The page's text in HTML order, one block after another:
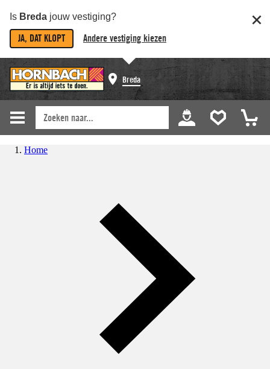
Is Breda jouw vestiging?
JA, DAT KLOPT Andere vestiging kiezen
Breda
Home